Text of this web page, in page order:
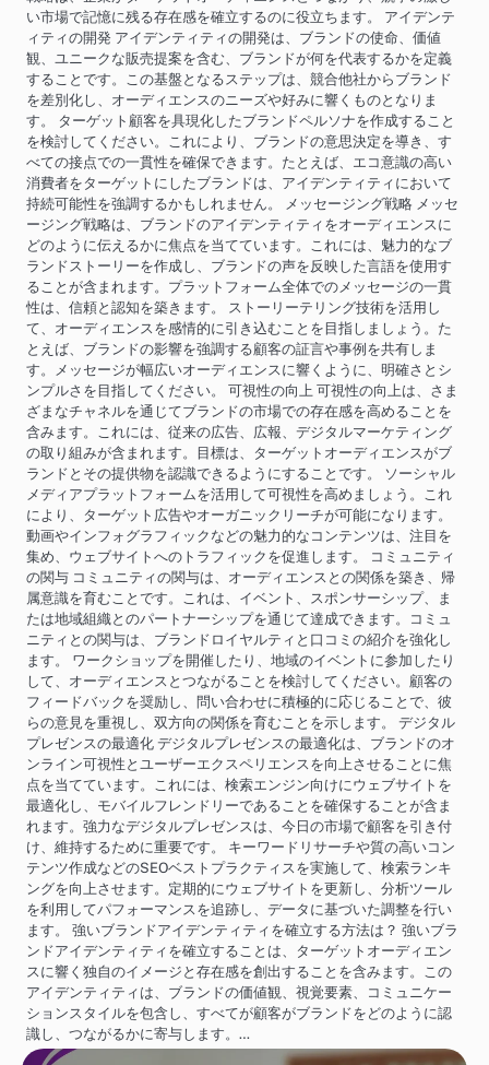
い市場で記憶に残る存在感を確立するのに役立ちます。 アイデンテ
ィティの開発 アイデンティティの開発は、ブランドの使命、価値
観、ユニークな販売提案を含む、ブランドが何を代表するかを定義
することです。この基盤となるステップは、競合他社からブランド
を差別化し、オーディエンスのニーズや好みに響くものとなりま
す。 ターゲット顧客を具現化したブランドペルソナを作成すること
を検討してください。これにより、ブランドの意思決定を導き、す
べての接点での一貫性を確保できます。たとえば、エコ意識の高い
消費者をターゲットにしたブランドは、アイデンティティにおいて
持続可能性を強調するかもしれません。 メッセージング戦略 メッセ
ージング戦略は、ブランドのアイデンティティをオーディエンスに
どのように伝えるかに焦点を当てています。これには、魅力的なブ
ランドストーリーを作成し、ブランドの声を反映した言語を使用す
ることが含まれます。プラットフォーム全体でのメッセージの一貫
性は、信頼と認知を築きます。 ストーリーテリング技術を活用し
て、オーディエンスを感情的に引き込むことを目指しましょう。た
とえば、ブランドの影響を強調する顧客の証言や事例を共有しま
す。メッセージが幅広いオーディエンスに響くように、明確さとシ
ンプルさを目指してください。 可視性の向上 可視性の向上は、さま
ざまなチャネルを通じてブランドの市場での存在感を高めることを
含みます。これには、従来の広告、広報、デジタルマーケティング
の取り組みが含まれます。目標は、ターゲットオーディエンスがブ
ランドとその提供物を認識できるようにすることです。 ソーシャル
メディアプラットフォームを活用して可視性を高めましょう。これ
により、ターゲット広告やオーガニックリーチが可能になります。
動画やインフォグラフィックなどの魅力的なコンテンツは、注目を
集め、ウェブサイトへのトラフィックを促進します。 コミュニティ
の関与 コミュニティの関与は、オーディエンスとの関係を築き、帰
属意識を育むことです。これは、イベント、スポンサーシップ、ま
たは地域組織とのパートナーシップを通じて達成できます。コミュ
ニティとの関与は、ブランドロイヤルティと口コミの紹介を強化し
ます。 ワークショップを開催したり、地域のイベントに参加したり
して、オーディエンスとつながることを検討してください。顧客の
フィードバックを奨励し、問い合わせに積極的に応じることで、彼
らの意見を重視し、双方向の関係を育むことを示します。 デジタル
プレゼンスの最適化 デジタルプレゼンスの最適化は、ブランドのオ
ンライン可視性とユーザーエクスペリエンスを向上させることに焦
点を当てています。これには、検索エンジン向けにウェブサイトを
最適化し、モバイルフレンドリーであることを確保することが含ま
れます。強力なデジタルプレゼンスは、今日の市場で顧客を引き付
け、維持するために重要です。 キーワードリサーチや質の高いコン
テンツ作成などのSEOベストプラクティスを実施して、検索ランキ
ングを向上させます。定期的にウェブサイトを更新し、分析ツール
を利用してパフォーマンスを追跡し、データに基づいた調整を行い
ます。 強いブランドアイデンティティを確立する方法は？ 強いブラ
ンドアイデンティティを確立することは、ターゲットオーディエン
スに響く独自のイメージと存在感を創出することを含みます。この
アイデンティティは、ブランドの価値観、視覚要素、コミュニケー
ションスタイルを包含し、すべてが顧客がブランドをどのように認
識し、つながるかに寄与します。…